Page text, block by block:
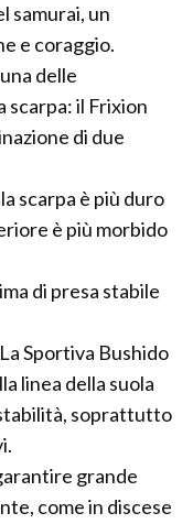
samurai, un
e coraggio.
delle
il Frixion
di due
scarpa è più duro
è più morbido
di presa stabile
Sportiva Bushido
linea della suola
soprattutto
grande
come in discese